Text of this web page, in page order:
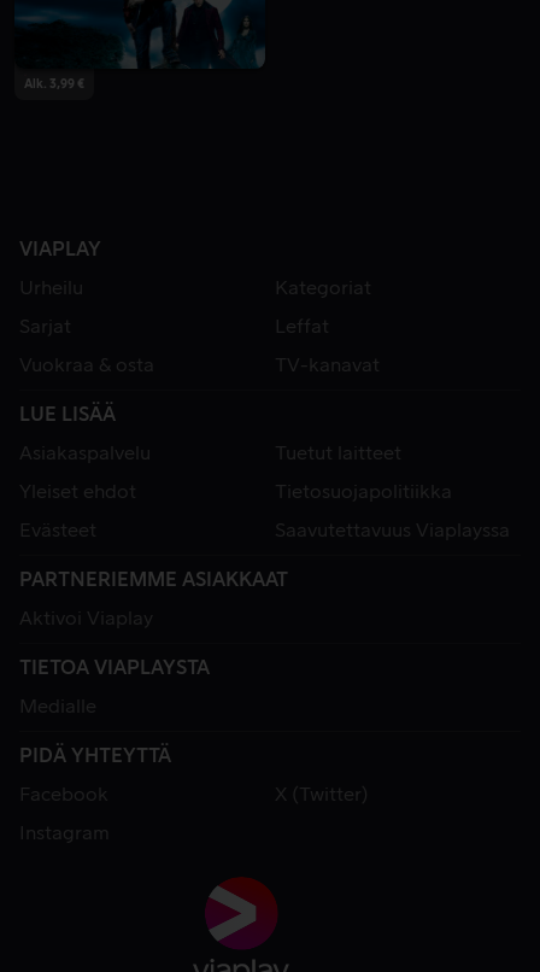
Alk. 3,99 €
VIAPLAY
Urheilu
Kategoriat
Sarjat
Leffat
Vuokraa & osta
TV-kanavat
LUE LISÄÄ
Asiakaspalvelu
Tuetut laitteet
Yleiset ehdot
Tietosuojapolitiikka
Evästeet
Saavutettavuus Viaplayssa
PARTNERIEMME ASIAKKAAT
Aktivoi Viaplay
TIETOA VIAPLAYSTA
Medialle
PIDÄ YHTEYTTÄ
Facebook
X (Twitter)
Instagram